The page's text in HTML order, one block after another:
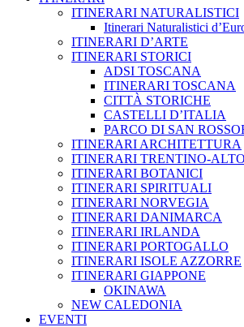
ITINERARI NATURALISTICI
Itinerari Naturalistici
ITINERARI D’ARTE
ITINERARI STORICI
ADSI TOSCANA
ITINERARI TOSCANA
CITTÀ STORICHE
CASTELLI D’ITALIA
PARCO DI SAN
ITINERARI ARCHITETTURA
ITINERARI TRENTINO-
ITINERARI BOTANICI
ITINERARI SPIRITUALI
ITINERARI NORVEGIA
ITINERARI DANIMARCA
ITINERARI IRLANDA
ITINERARI PORTOGALLO
ITINERARI ISOLE AZZORRE
ITINERARI GIAPPONE
OKINAWA
NEW CALEDONIA
EVENTI